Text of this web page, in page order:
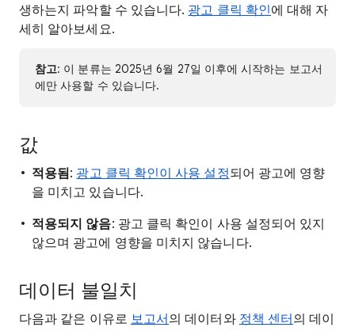
생하는지 파악할 수 있습니다. 광고 클릭 확인에 대해 자
세히 알아보세요.
참고: 이 분류는 2025년 6월 27일 이후에 시작하는 보고서
에만 사용할 수 있습니다.
값
적용됨 : 광고 클릭 확인이 사용 설정되어 광고에 영향
을 미치고 있습니다.
적용되지 않음: 광고 클릭 확인이 사용 설정되어 있지
않으며 광고에 영향을 미치지 않습니다.
데이터 불일치
다음과 같은 이유로 보고서 의 데이터와 정책 센터 의 데이